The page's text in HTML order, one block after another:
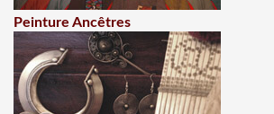
Peinture Ancêtres